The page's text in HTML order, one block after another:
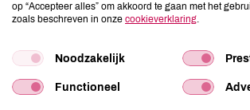
Aardnoten
kan bevatten
Gluten
aanwezig
Lupine
niet aanwezig
op “Accepteer alles” om akkoord te gaan met het
zoals beschreven in onze cookieverklaring.
Noodzakelijk
Functioneel